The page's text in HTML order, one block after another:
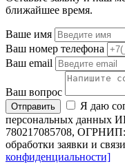
ближайшее время.
Ваше имя
Ваш номер телефона
Ваш email
Ваш вопрос
Отправить
Я даю
персональных
780217085708, ОГРНИП:
обработки заявки и
конфиденциальности]